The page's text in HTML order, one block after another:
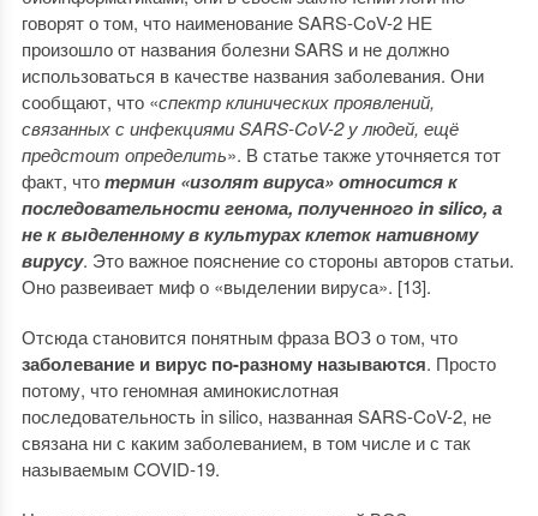
говорят о том, что наименование SARS-CoV-2 НЕ
произошло от названия болезни SARS и не должно
использоваться в качестве названия заболевания. Они
сообщают, что «спектр клинических проявлений,
связанных с инфекциями SARS-CoV-2 у людей, ещё
предстоит определить». В статье также уточняется тот
факт, чтотермин «изолят вируса» относится к
последовательности генома, полученного in silico, а
не к выделенному в культурах клеток нативному
вирусу. Это важное пояснение со стороны авторов статьи.
Оно развеивает миф о «выделении вируса». [13].
Отсюда становится понятным фраза ВОЗ о том, что
заболевание и вирус по-разному называются. Просто
потому, что геномная аминокислотная
последовательность in silico, названная SARS-CoV-2, не
связана ни с каким заболеванием, в том числе и с так
называемым COVID‑19.